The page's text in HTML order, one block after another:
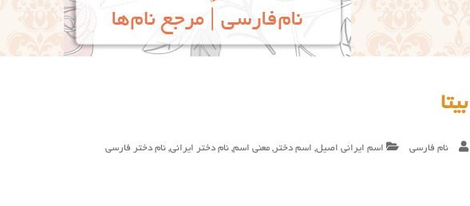
نام فارسی اسم ایرانی اصیل, اسم دختر , معنی اسم, نام دختر ایرانی, نام دختر فارسی